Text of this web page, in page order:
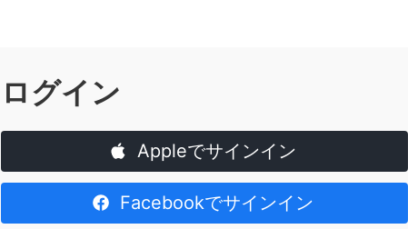
ログイン
Appleでサインイン
Facebookでサインイン